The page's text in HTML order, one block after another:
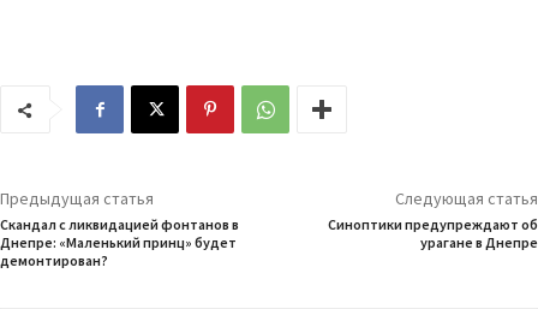
Предыдущая статья
Скандал с ликвидацией фонтанов в
Днепре: «Маленький принц» будет
демонтирован?
Следующая статья
Синоптики предупреждают об
урагане в Днепре